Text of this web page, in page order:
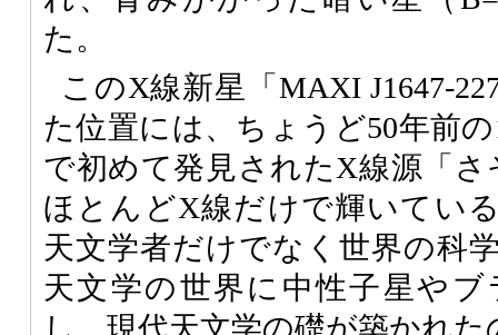
た。
このX線新星「MAXI J1647-
た位置には、ちょうど50年前
で初めて発見されたX線源「
ほとんどX線だけで輝いてい
天文学者だけでなく世界の科
天文学の世界に中性子星や
し、現代天文学の礎が築かれ